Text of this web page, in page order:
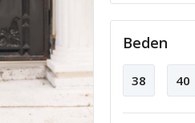
Beden
38 40